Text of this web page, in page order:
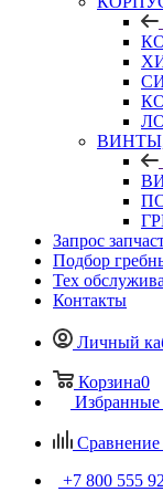
Запрос
Подбор
Тех
Контакты
Личный
Корзина0
Избранные
Сравнение
+7 800 555